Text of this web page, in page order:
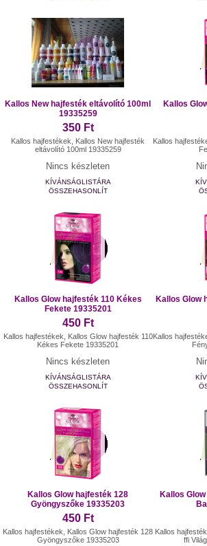
Kallos New hajfesték eltávolító 100ml
19335259
350 Ft
Kallos hajfestékek, Kallos New hajfesték
eltávolító 100ml 19335259
Nincs készleten
KÍVÁNSÁGLISTÁRA
ÖSSZEHASONLÍT
Kallos
Kallos
Kallos Glow hajfesték 110 Kékes
Fekete 19335201
450 Ft
Kallos hajfestékek, Kallos Glow hajfesték 110
Kékes Fekete 19335201
Nincs készleten
KÍVÁNSÁGLISTÁRA
ÖSSZEHASONLÍT
Kallos Glow
Kallos
Kallos Glow hajfesték 128
Gyöngyszőke 19335203
450 Ft
Kallos hajfestékek, Kallos Glow hajfesték 128
Gyöngyszőke 19335203
Kallos
Kallos
ffi